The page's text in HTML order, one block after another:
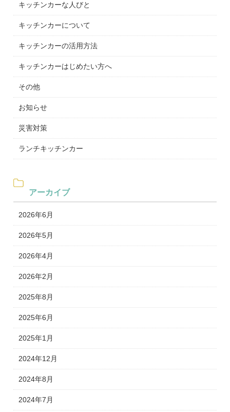
キッチンカーな人びと
キッチンカーについて
キッチンカーの活用方法
キッチンカーはじめたい方へ
その他
お知らせ
災害対策
ランチキッチンカー
アーカイブ
2026年6月
2026年5月
2026年4月
2026年2月
2025年8月
2025年6月
2025年1月
2024年12月
2024年8月
2024年7月